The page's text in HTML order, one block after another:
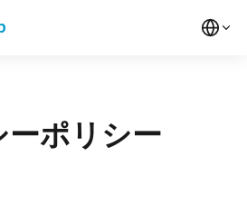
ポリシー